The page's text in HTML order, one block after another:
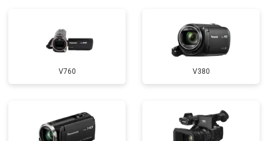
V760 V380